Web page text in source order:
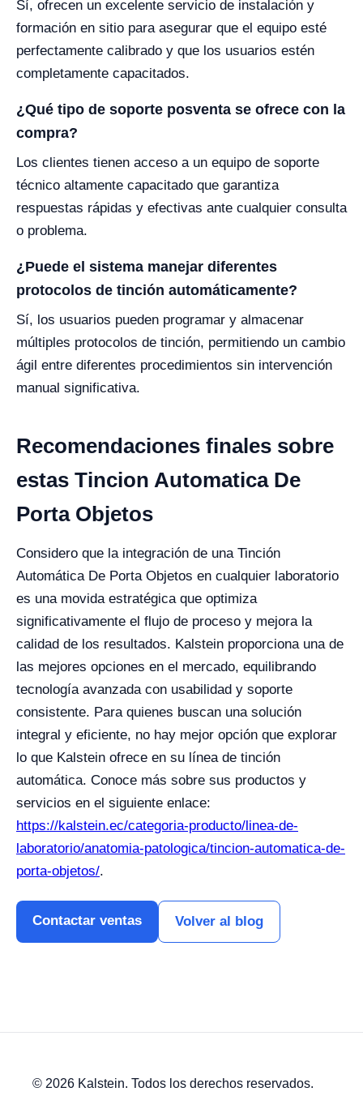
Sí, ofrecen un excelente servicio de instalación y
formación en sitio para asegurar que el equipo esté
perfectamente calibrado y que los usuarios estén
completamente capacitados.
¿Qué tipo de soporte posventa se ofrece con la
compra?
Los clientes tienen acceso a un equipo de soporte
técnico altamente capacitado que garantiza
respuestas rápidas y efectivas ante cualquier consulta
o problema.
¿Puede el sistema manejar diferentes
protocolos de tinción automáticamente?
Sí, los usuarios pueden programar y almacenar
múltiples protocolos de tinción, permitiendo un cambio
ágil entre diferentes procedimientos sin intervención
manual significativa.
Recomendaciones finales sobre
estas Tincion Automatica De
Porta Objetos
Considero que la integración de una Tinción
Automática De Porta Objetos en cualquier laboratorio
es una movida estratégica que optimiza
significativamente el flujo de proceso y mejora la
calidad de los resultados. Kalstein proporciona una de
las mejores opciones en el mercado, equilibrando
tecnología avanzada con usabilidad y soporte
consistente. Para quienes buscan una solución
integral y eficiente, no hay mejor opción que explorar
lo que Kalstein ofrece en su línea de tinción
automática. Conoce más sobre sus productos y
servicios en el siguiente enlace:
https://kalstein.ec/categoria-producto/linea-de-
laboratorio/anatomia-patologica/tincion-automatica-de-
porta-objetos/.
Contactar ventas Volver al blog
© 2026 Kalstein. Todos los derechos reservados.